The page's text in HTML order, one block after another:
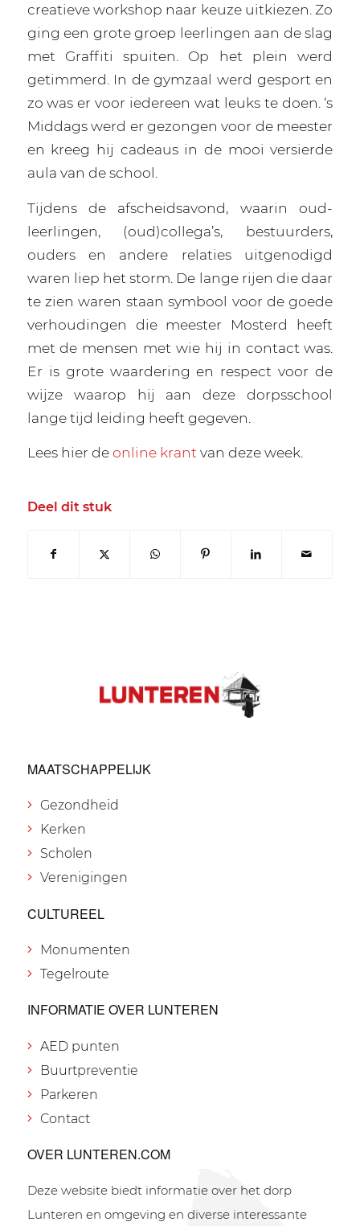
creatieve workshop naar keuze uitkiezen. Zo
ging een grote groep leerlingen aan de slag
met Graffiti spuiten. Op het plein werd
getimmerd. In de gymzaal werd gesport en
zo was er voor iedereen wat leuks te doen. ‘s
Middags werd er gezongen voor de meester
en kreeg hij cadeaus in de mooi versierde
aula van de school.
Tijdens de afscheidsavond, waarin oud-
leerlingen, (oud)collega’s, bestuurders,
ouders en andere relaties uitgenodigd
waren liep het storm. De lange rijen die daar
te zien waren staan symbool voor de goede
verhoudingen die meester Mosterd heeft
met de mensen met wie hij in contact was.
Er is grote waardering en respect voor de
wijze waarop hij aan deze dorpsschool
lange tijd leiding heeft gegeven.
Lees hier deonline krant van deze week.
Deel dit stuk
MAATSCHAPPELIJK
Gezondheid
Kerken
Scholen
Verenigingen
CULTUREEL
Monumenten
Tegelroute
INFORMATIE OVER LUNTEREN
AED punten
Buurtpreventie
Parkeren
Contact
OVER LUNTEREN.COM
Deze website biedt informatie over het dorp
Lunteren en omgeving en diverse interessante